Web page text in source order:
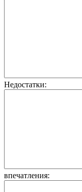
Недостатки:
впечатления: